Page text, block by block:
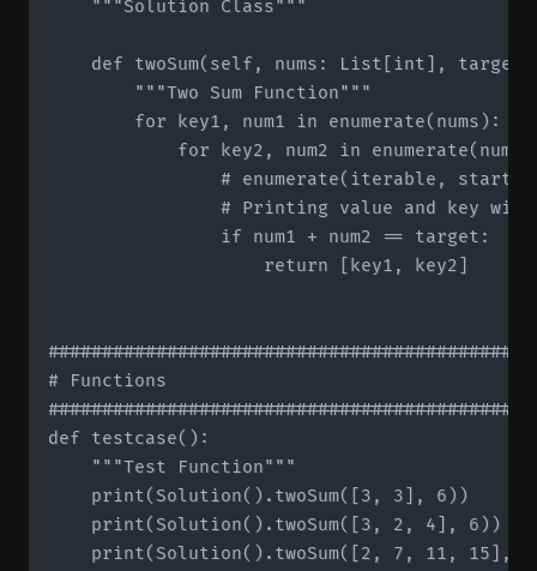
    """Solution Class"""
def twoSum(self, nums: List[int],
        """Two Sum Function"""
        for key1, num1 in enumerate(nums):
for key2, num2 in
# Printing value and key
                if num1 + num2 == target:
                    return [key1, key2]
# Functions
def testcase():
    """Test Function"""
    print(Solution().twoSum([3, 3], 6))
    print(Solution().twoSum([3, 2, 4], 6))
print(Solution().twoSum([2, 7, 11, 15],